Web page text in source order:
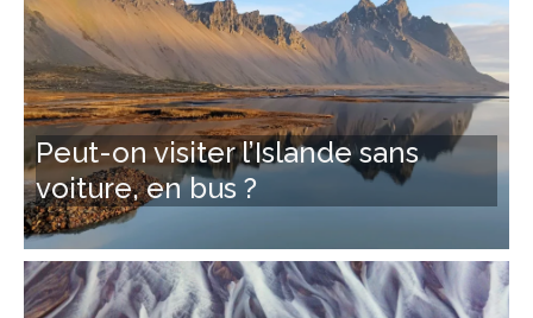
Peut-on visiter l’Islande sans
voiture, en bus ?